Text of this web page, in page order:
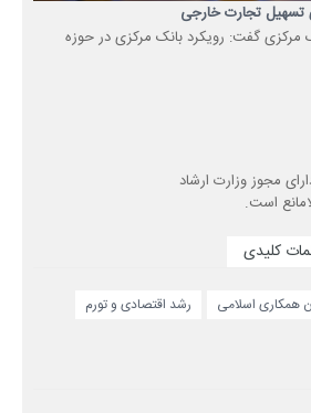
تسهیل تجارت خارجی
مرکزی گفت: رویکرد بانک مرکزی در حوزه
مجوز وزارت ارشاد
است.
کلیدی
همکاری‌ اسلامی رشد اقتصادی و تورم